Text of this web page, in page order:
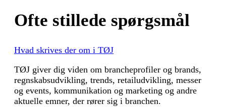
Ofte stillede spørgsmål
Hvad skrives der om i TØJ
TØJ giver dig viden om brancheprofiler og brands,
regnskabsudvikling, trends, retailudvikling, messer
og events, kommunikation og marketing og andre
aktuelle emner, der rører sig i branchen.